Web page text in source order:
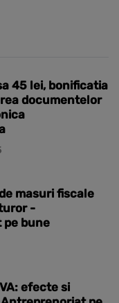
45 lei, bonificatia
documentelor
masuri fiscale
-
bune
efecte si